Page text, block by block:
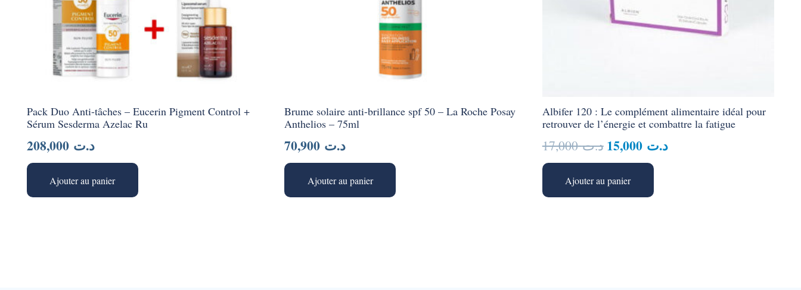
Pack Duo Anti-tâches – Eucerin Pigment Control +
Sérum Sesderma Azelac Ru
د.ت
Ajouter au panier
Brume solaire anti-brillance spf 50 – La Roche Posay
Anthelios – 75ml
د.ت
Ajouter au panier
Albifer 120 : Le complément alimentaire idéal pour
retrouver de l’énergie et combattre la fatigue
د.ت17,000
Le
prix
initial
était :
د.ت 15,000
Le
Ajouter au panier